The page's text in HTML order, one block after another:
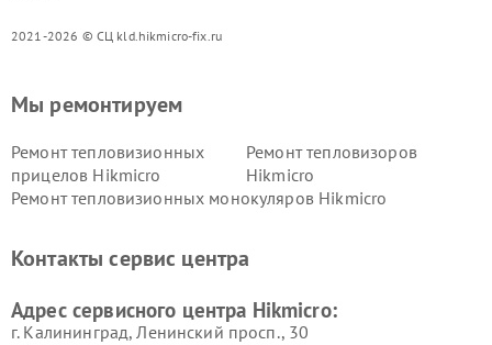
2021-2026 © СЦ kld.hikmicro-fix.ru
Мы ремонтируем
Ремонт тепловизионных
прицелов Hikmicro
Ремонт тепловизоров
Hikmicro
Ремонт тепловизионных монокуляров Hikmicro
Контакты сервис центра
Адрес сервисного центра Hikmicro:
г. Калининград, Ленинский просп., 30